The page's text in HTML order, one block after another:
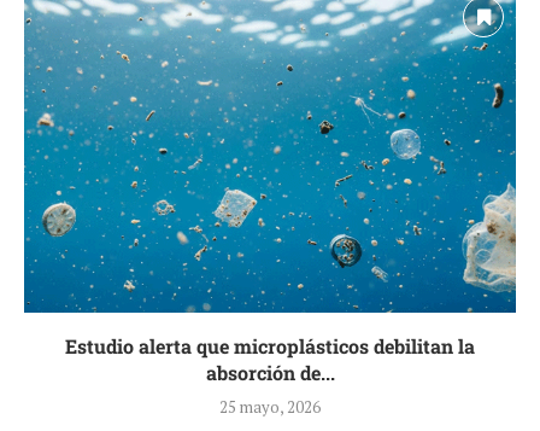
Estudio alerta que microplásticos debilitan la
absorción de...
25 mayo, 2026